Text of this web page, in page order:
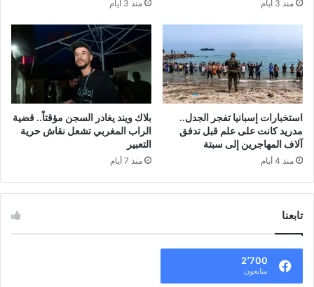
منذ 3 أيام منذ 3 أيام
استخبارات إسبانيا تفجر الجدل..
مدريد كانت على علم قبل تدفق
آلاف المهاجرين إلى سبتة
منذ 4 أيام
بلاك ويند يغادر السجن مؤقتاً.. قضية
الراب المغربي تشعل نقاش حرية
التعبير
منذ 7 أيام
تابعنا
2٬700
متابعون